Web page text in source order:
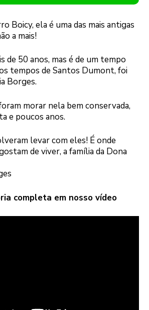
Boicy, ela é uma das mais antigas
a mais!
de 50 anos, mas é de um tempo
tempos de Santos Dumont, foi
Borges.
morar nela bem conservada,
e poucos anos.
levar com eles! É onde
de viver, a família da Dona
completa em nosso vídeo